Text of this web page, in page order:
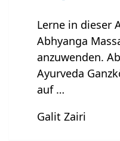
Lerne in dieser
Abhyanga
anzuwenden.
Ayurveda
auf …
Galit Zairi